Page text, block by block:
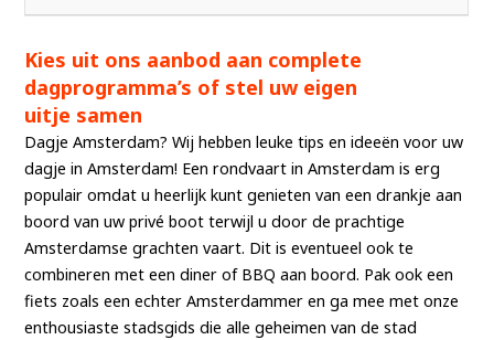
Kies uit ons aanbod aan complete
dagprogramma’s of stel uw eigen
uitje samen
Dagje Amsterdam? Wij hebben leuke tips en ideeën voor uw
dagje in Amsterdam! Een rondvaart in Amsterdam is erg
populair omdat u heerlijk kunt genieten van een drankje aan
boord van uw privé boot terwijl u door de prachtige
Amsterdamse grachten vaart. Dit is eventueel ook te
combineren met een diner of BBQ aan boord. Pak ook een
fiets zoals een echter Amsterdammer en ga mee met onze
enthousiaste stadsgids die alle geheimen van de stad